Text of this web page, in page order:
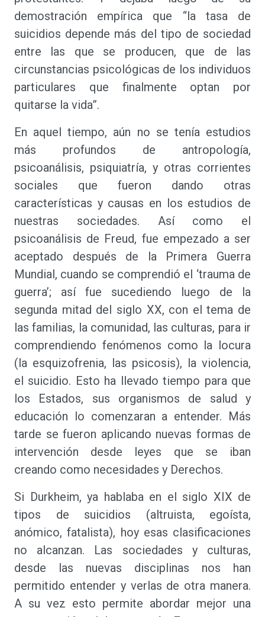
demostración empírica que “la tasa de
suicidios depende más del tipo de sociedad
entre las que se producen, que de las
circunstancias psicológicas de los individuos
particulares que finalmente optan por
quitarse la vida”.
En aquel tiempo, aún no se tenía estudios
más profundos de antropología,
psicoanálisis, psiquiatría, y otras corrientes
sociales que fueron dando otras
características y causas en los estudios de
nuestras sociedades. Así como el
psicoanálisis de Freud, fue empezado a ser
aceptado después de la Primera Guerra
Mundial, cuando se comprendió el ‘trauma de
guerra’; así fue sucediendo luego de la
segunda mitad del siglo XX, con el tema de
las familias, la comunidad, las culturas, para ir
comprendiendo fenómenos como la locura
(la esquizofrenia, las psicosis), la violencia,
el suicidio. Esto ha llevado tiempo para que
los Estados, sus organismos de salud y
educación lo comenzaran a entender. Más
tarde se fueron aplicando nuevas formas de
intervención desde leyes que se iban
creando como necesidades y Derechos.
Si Durkheim, ya hablaba en el siglo XIX de
tipos de suicidios (altruista, egoísta,
anómico, fatalista), hoy esas clasificaciones
no alcanzan. Las sociedades y culturas,
desde las nuevas disciplinas nos han
permitido entender y verlas de otra manera.
A su vez esto permite abordar mejor una